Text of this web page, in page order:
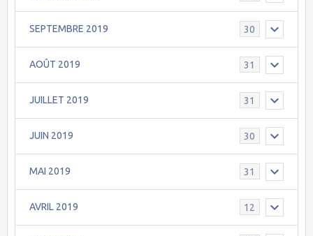
SEPTEMBRE 2019 30
AOÛT 2019 31
JUILLET 2019 31
JUIN 2019 30
MAI 2019 31
AVRIL 2019 12